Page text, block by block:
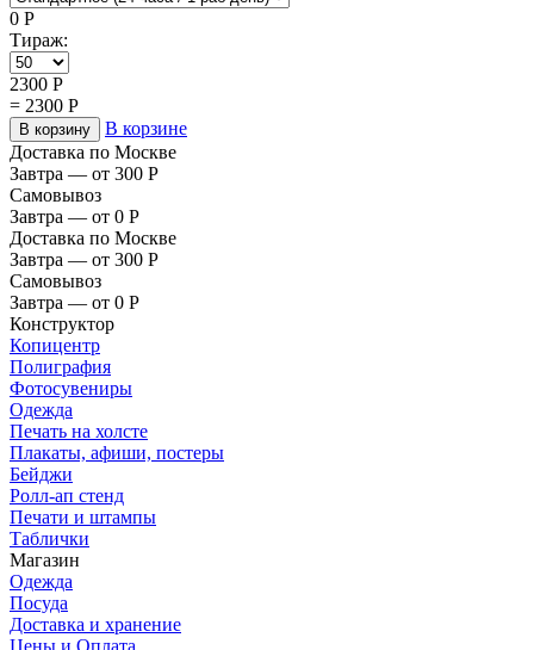
0 Р
Тираж:
2300 Р
= 2300 Р
В корзину
В корзине
Доставка по Москве
Завтра — от 300 Р
Самовывоз
Завтра — от 0 Р
Доставка по Москве
Завтра — от 300 Р
Самовывоз
Завтра — от 0 Р
Конструктор
Копицентр
Полиграфия
Фотосувениры
Одежда
Печать на холсте
Плакаты, афиши, постеры
Бейджи
Ролл-ап стенд
Печати и штампы
Таблички
Магазин
Одежда
Посуда
Доставка и хранение
Цены и Оплата